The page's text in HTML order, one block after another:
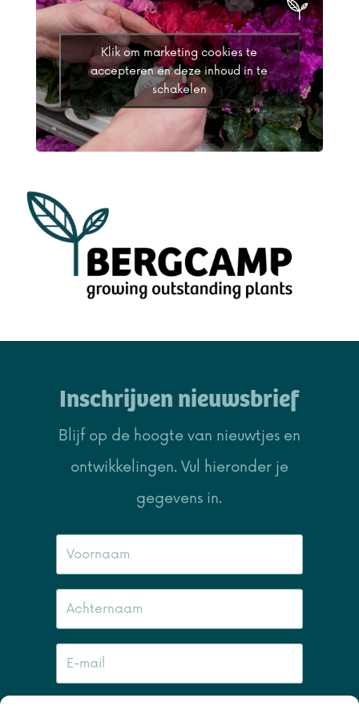
Klik om marketing cookies te
accepteren en deze inhoud in te
schakelen
Inschrijven nieuwsbrief
Blijf op de hoogte van nieuwtjes en
ontwikkelingen. Vul hieronder je
gegevens in.